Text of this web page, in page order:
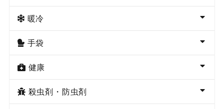
暖冷
手袋
健康
殺虫剤・防虫剤